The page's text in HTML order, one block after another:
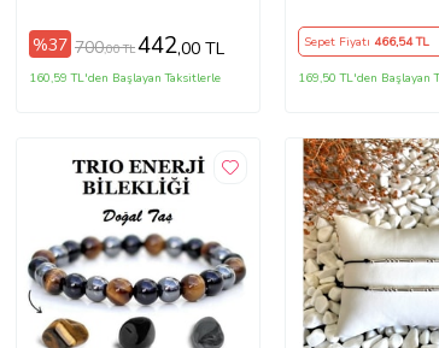
%37 700,00 TL442,00 TL
160,59 TL'den Başlayan Taksitlerle
Sepet Fiyatı 466,54 TL
169,50 TL'den Başlayan